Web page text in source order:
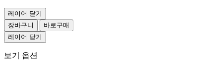
레이어 닫기
장바구니
바로구매
레이어 닫기
보기 옵션